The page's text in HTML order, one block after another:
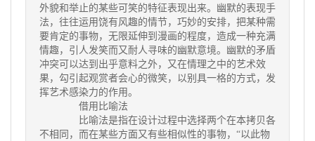
外貌和举止的某些可笑的特征表现出来。幽默的表现手
法，往往运用饶有风趣的情节，巧妙的安排，把某种需
要肯定的事物，无限延伸到漫画的程度，造成一种充满
情趣，引人发笑而又耐人寻味的幽默意境。幽默的矛盾
冲突可以达到出乎意料之外，又在情理之中的艺术效
果，勾引起观赏者会心的微笑，以别具一格的方式，发
挥艺术感染力的作用。
借用比喻法
比喻法是指在设计过程中选择两个在本拷贝各
不相同，而在某些方面又有些相似性的事物，“以此物